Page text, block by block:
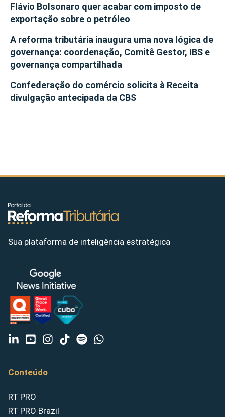
Flávio Bolsonaro quer acabar com imposto de
exportação sobre o petróleo
A reforma tributária inaugura uma nova lógica de
governança: coordenação, Comitê Gestor, IBS e
governança compartilhada
Confederação do comércio solicita à Receita
divulgação antecipada da CBS
Sua plataforma de inteligência estratégica
Conteúdo
RT PRO
RT PRO Brazil